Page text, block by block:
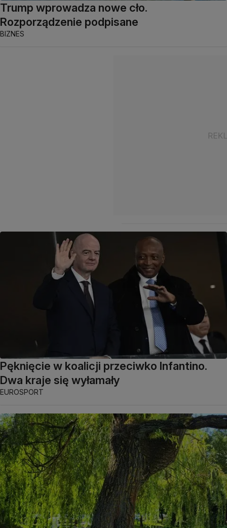
Trump wprowadza nowe cło.
Rozporządzenie podpisane
BIZNES
Pęknięcie w koalicji przeciwko Infantino.
Dwa kraje się wyłamały
EUROSPORT